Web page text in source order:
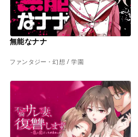
無能なナナ
ファンタジー・幻想 / 学園